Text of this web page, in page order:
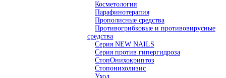
Косметология
Парафинотерапия
Прополисные средства
Противогрибковые и противовирусные
средства
Серия NEW NAILS
Серия против гипергидроза
СтопОнихокриптоз
Стопонихолизис
Уход